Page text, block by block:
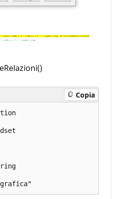
Copia